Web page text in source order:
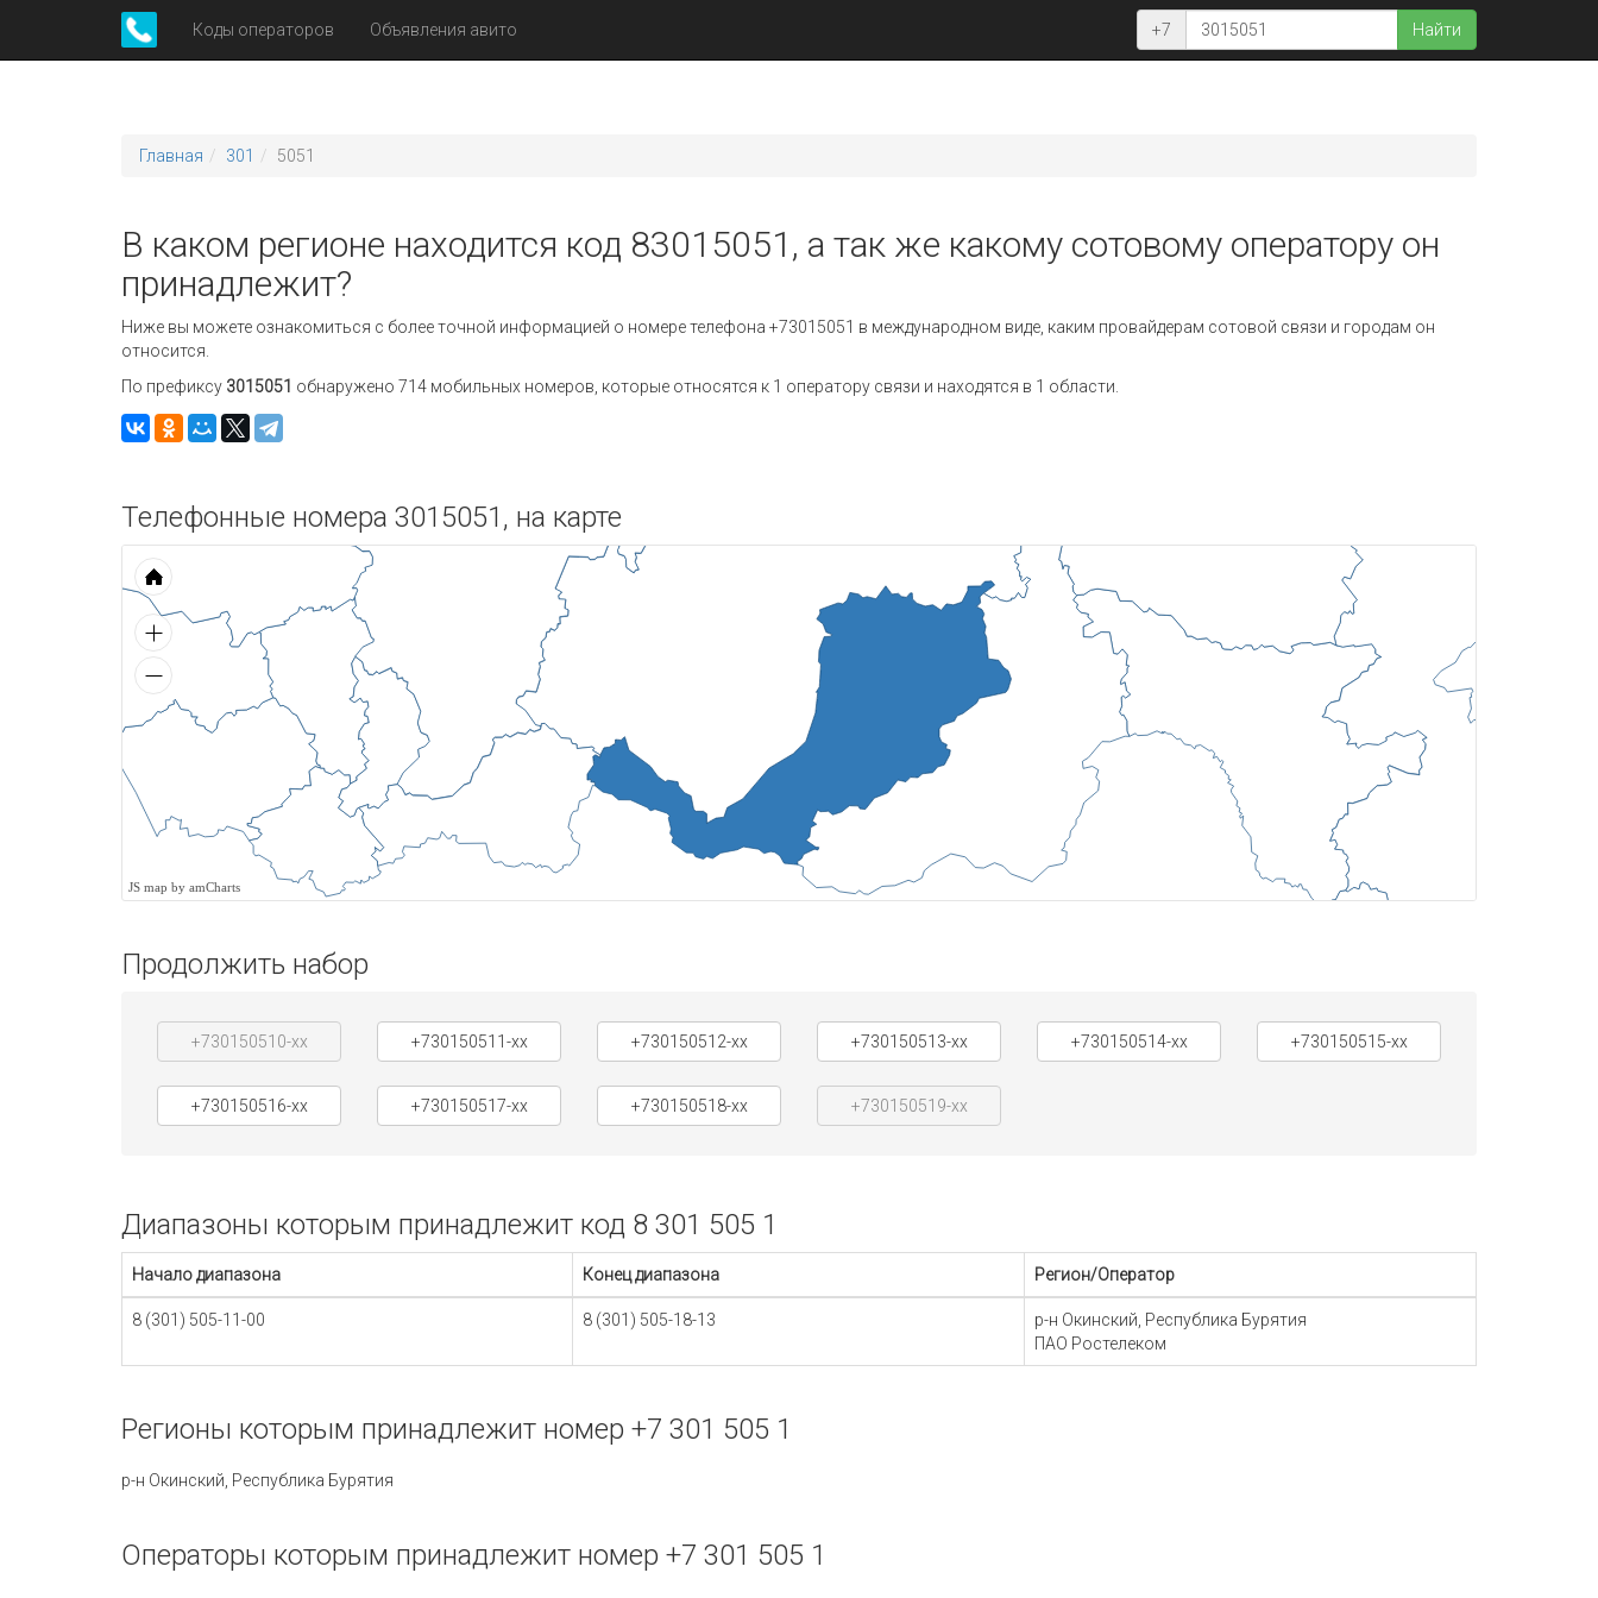
Коды операторов Объявления авито +7 Найти
Главная 301 5051
В каком регионе находится код 83015051, а так же какому сотовому оператору он
принадлежит?
Ниже вы можете ознакомиться с более точной информацией о номере телефона +73015051 в международном виде, каким провайдерам сотовой связи и городам он
относится.
По префиксу 3015051 обнаружено 714 мобильных номеров, которые относятся к 1 оператору связи и находятся в 1 области.
Телефонные номера 3015051, на карте
JS map by amCharts
Продолжить набор
+730150510-xx +730150511-xx +730150512-xx +730150513-xx +730150514-xx +730150515-xx
+730150516-xx +730150517-xx +730150518-xx +730150519-xx
Диапазоны которым принадлежит код 8 301 505 1
Начало диапазона Конец диапазона Регион/Оператор
8 (301) 505-11-00 8 (301) 505-18-13
р-н Окинский, Республика Бурятия
ПАО Ростелеком
Регионы которым принадлежит номер +7 301 505 1
р-н Окинский, Республика Бурятия
Операторы которым принадлежит номер +7 301 505 1